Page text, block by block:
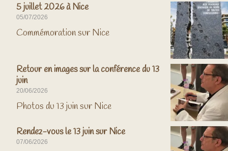
5 juillet 2026 à Nice
05/07/2026
Commémoration sur Nice
Retour en images sur la conférence du 13
juin
20/06/2026
Photos du 13 juin sur Nice
Rendez-vous le 13 juin sur Nice
07/06/2026